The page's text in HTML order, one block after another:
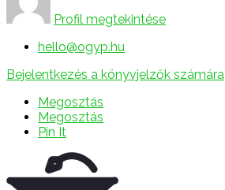
Profil megtekintése
hello@ogyp.hu
Bejelentkezés a könyvjelzők számára
Megosztás
Megosztás
Pin It